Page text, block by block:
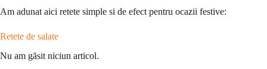
Am adunat aici retete simple si de efect pentru ocazii festive:
Retete de salate
Nu am găsit niciun articol.